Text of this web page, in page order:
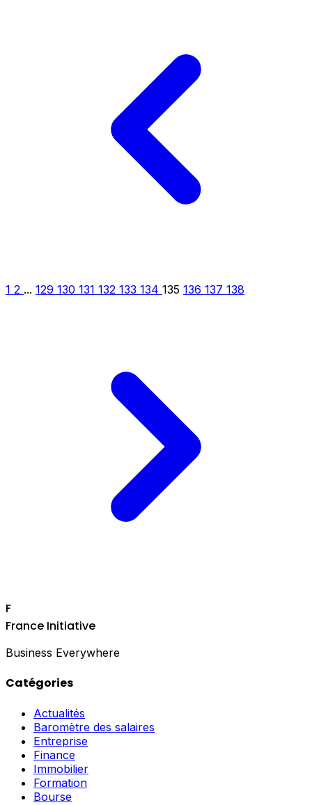
1 2 ... 129 130 131 132 133 134 135 136 137 138
F
France Initiative
Business Everywhere
Catégories
Actualités
Baromètre des salaires
Entreprise
Finance
Immobilier
Formation
Bourse